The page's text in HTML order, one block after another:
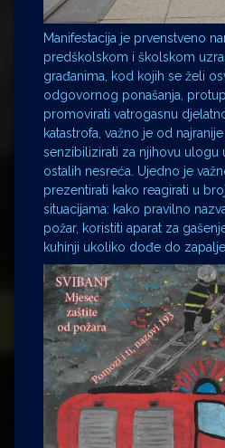
Manifestacija je prvenstveno
predškolskom i školskom
građanima, kod kojih se želi
odgovornog ponašanja,
promovirati vatrogasnu
katastrofa, važno je od
senzibilizirati za njihovu ulogu
ostalih nesreća. Ujedno je
prezentirati kako reagirati u
situacijama: kako pravilno
požar, koristiti aparat za
kuhinji ukoliko dođe do